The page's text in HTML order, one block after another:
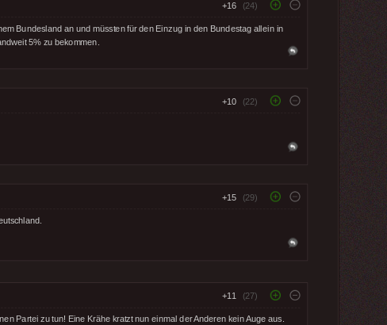
+16 (24)
Bundesland an und müssten für den Einzug in den Bundestag allein in
5% zu bekommen.
+10 (22)
+15 (29)
+11 (27)
Partei zu tun! Eine Krähe kratzt nun einmal der Anderen kein Auge aus.